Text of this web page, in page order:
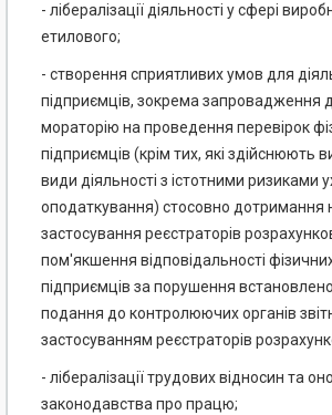
- лібералізації діяльності у сфері
етилового;
- створення сприятливих умов для
підприємців, зокрема запровадження
мораторію на проведення перевірок
підприємців (крім тих, які здійснюють
види діяльності з істотними ризиками
оподаткування) стосовно дотримання
застосування реєстраторів
пом'якшення відповідальності
підприємців за порушення
подання до контролюючих органів
застосуванням реєстраторів
- лібералізації трудових відносин та
законодавства про працю;